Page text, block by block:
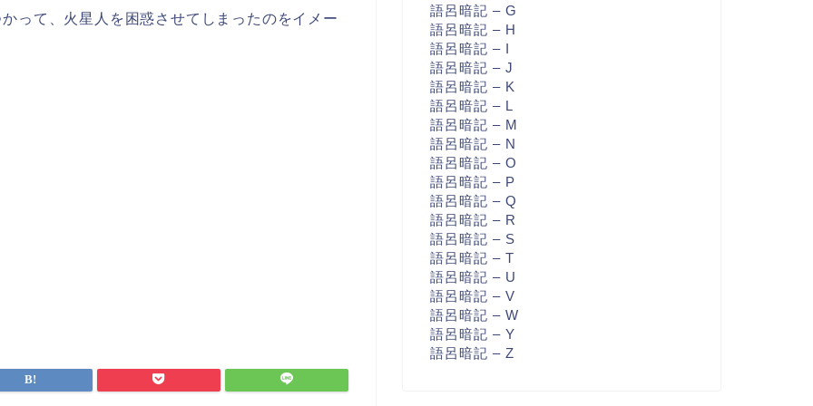
って、火星人を困惑させてしまったのをイメー
語呂暗記 – G
語呂暗記 – H
語呂暗記 – I
語呂暗記 – J
語呂暗記 – K
語呂暗記 – L
語呂暗記 – M
語呂暗記 – N
語呂暗記 – O
語呂暗記 – P
語呂暗記 – Q
語呂暗記 – R
語呂暗記 – S
語呂暗記 – T
語呂暗記 – U
語呂暗記 – V
語呂暗記 – W
語呂暗記 – Y
語呂暗記 – Z